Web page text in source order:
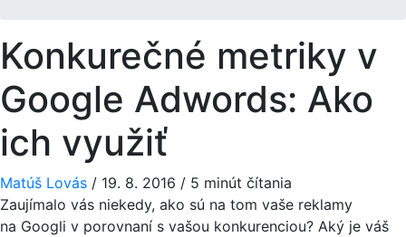
Konkurečné metriky v
Google Adwords: Ako
ich využiť
Matúš Lovás / 19. 8. 2016 / 5 minút čítania
Zaujímalo vás niekedy, ako sú na tom vaše reklamy
na Googli v porovnaní s vašou konkurenciou? Aký je váš